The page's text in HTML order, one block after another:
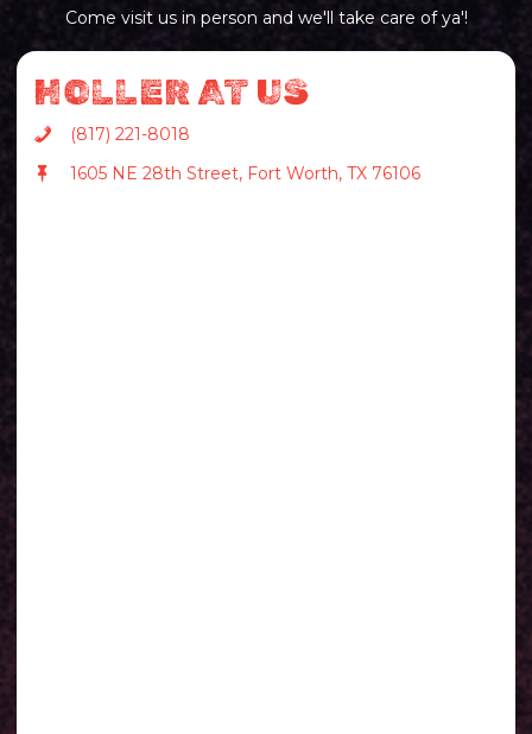
Come visit us in person and we'll take care of ya'!
HOLLER AT US
(817) 221-8018
1605 NE 28th Street, Fort Worth, TX 76106